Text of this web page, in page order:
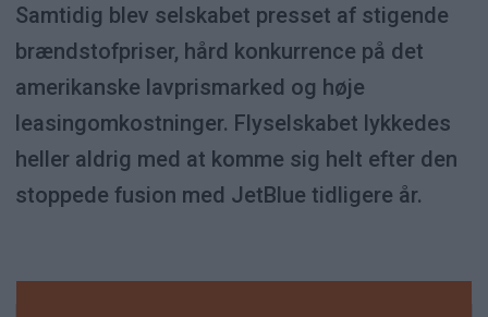
Samtidig blev selskabet presset af stigende
brændstofpriser, hård konkurrence på det
amerikanske lavprismarked og høje
leasingomkostninger. Flyselskabet lykkedes
heller aldrig med at komme sig helt efter den
stoppede fusion med JetBlue tidligere år.